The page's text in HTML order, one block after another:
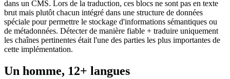
contenu du bloc pour chaque article. Si vous ne savez pas. Le
contenu du bloc décrit le corps réel de l'article, qui est créé par moi
dans un CMS. Lors de la traduction, ces blocs ne sont pas en texte
brut mais plutôt chacun intégré dans une structure de données
spéciale pour permettre le stockage d'informations sémantiques ou
de métadonnées. Détecter de manière fiable + traduire uniquement
les chaînes pertinentes était l'une des parties les plus importantes de
cette implémentation.